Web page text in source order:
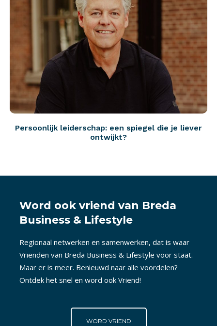
Persoonlijk leiderschap: een spiegel die je liever
ontwijkt?
Word ook vriend van Breda
Business & Lifestyle
Regionaal netwerken en samenwerken, dat is waar
Vrienden van Breda Business & Lifestyle voor staat.
Maar er is meer. Benieuwd naar alle voordelen?
Ontdek het snel en word ook Vriend!
WORD VRIEND